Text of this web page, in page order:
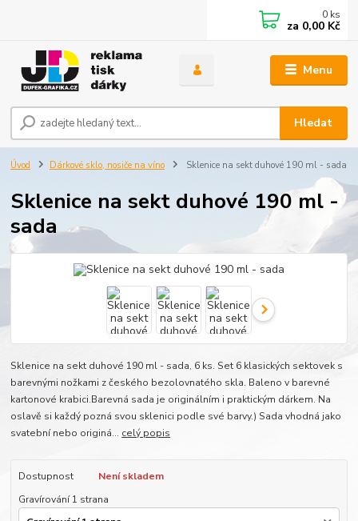
Menu
Hledat
0 ks
za 0,00 Kč
Úvod Dárkové sklo, nosiče na víno Sklenice na sekt duhové 190 ml - sada
Sklenice na sekt duhové 190 ml -
sada
Sklenice na sekt duhové 190 ml - sada, 6 ks. Set 6 klasických sektovek s
barevnými nožkami z českého bezolovnatého skla. Baleno v barevné
kartonové krabici.Barevná sada je originálním i praktickým dárkem. Na
oslavě si každý pozná svou sklenici podle své barvy.) Sada vhodná jako
svatební nebo originá... celý popis
Dostupnost
Není skladem
Gravírování 1 strana